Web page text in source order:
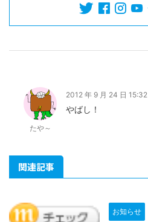
たや～
2012 年 9 月 24 日 15:32
やばし！
関連記事
お知らせ